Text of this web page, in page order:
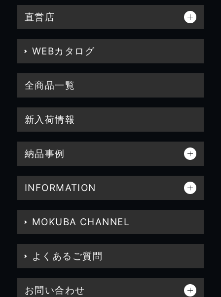
直営店
WEBカタログ
全商品一覧
新入荷情報
納品事例
INFORMATION
MOKUBA CHANNEL
よくあるご質問
お問い合わせ